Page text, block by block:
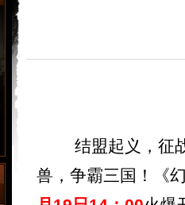
结盟起义，征战
兽，争霸三国！《